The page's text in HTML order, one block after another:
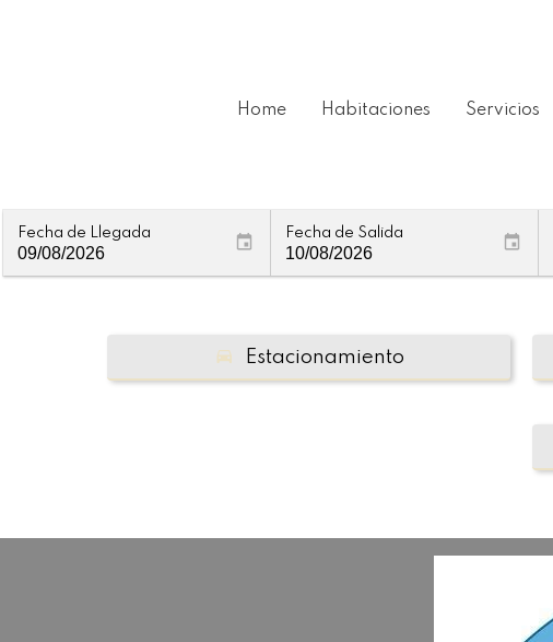
Home Habitaciones Servicios
Fecha de Llegada Fecha de Salida
Estacionamiento